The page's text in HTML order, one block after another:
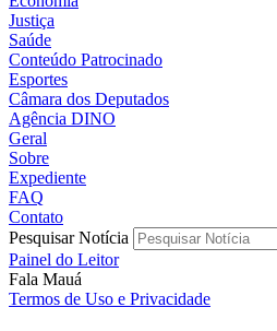
Justiça
Saúde
Conteúdo Patrocinado
Esportes
Câmara dos Deputados
Agência DINO
Geral
Sobre
Expediente
FAQ
Contato
Pesquisar Notícia
Painel do Leitor
Fala Mauá
Termos de Uso e Privacidade